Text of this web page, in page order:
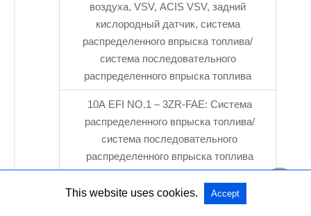
воздуха, VSV, ACIS VSV, задний
кислородный датчик, система
распределенного впрыска топлива/
система последовательного
распределенного впрыска топлива
10A EFI NO.1 – 3ZR-FAE: Система
распределенного впрыска топлива/
система последовательного
распределенного впрыска топлива
10A EFI NO.1 – 2AR-FE: Датчик
расхода воздуха, VSV, ACIS VSV
This website uses cookies. Accept